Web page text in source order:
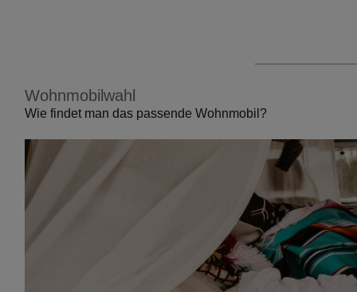
Wohnmobilwahl
Wie findet man das passende Wohnmobil?